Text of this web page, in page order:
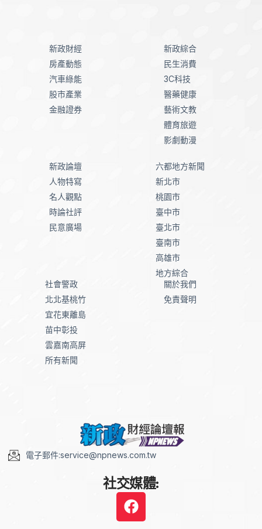
新政財經
房產動態
汽車綠能
股市產業
金融證券
新政綜合
民生消費
3C科技
醫藥健康
藝術文教
體育旅遊
影劇動漫
新政論壇
人物特寫
名人觀點
時論社評
民意廣場
六都地方新聞
新北市
桃園市
臺中市
臺北市
臺南市
高雄市
地方綜合
社會警政
北北基桃竹
宜花東離島
苗中彰投
雲嘉南高屏
所有新聞
關於我們
免責聲明
電子郵件:service@npnews.com.tw
社交媒體: